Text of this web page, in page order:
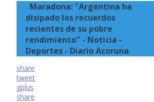
Maradona: "Argentina ha
disipado los recuerdos
recientes de su pobre
rendimiento" - Noticia -
Deportes - Diario Acoruna
share
tweet
gplus
share